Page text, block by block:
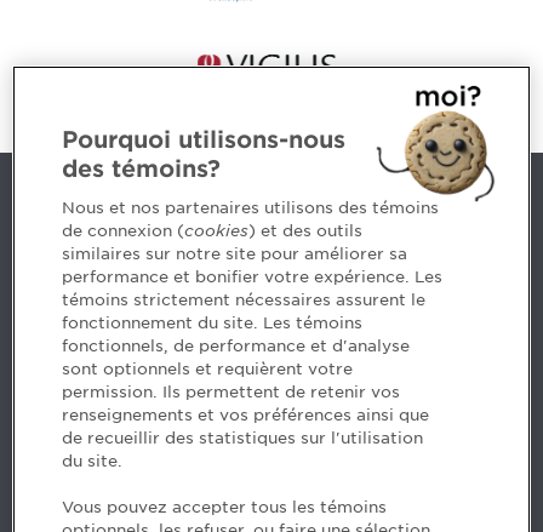
Nous joindre
5, Place Ville Marie, bureau 800, Montréal (Québec)
H3B 2G2
www.cpaquebec.ca
Des questions? Faites appel à notre équipe >
Envie de mettre de l’Ordre dans votre carrière? Voyez
les postes disponibles >
Facebook - Devenir CPA
Pourquoi utilisons-nous
des témoins?
Nous et nos partenaires utilisons des témoins
de connexion (cookies) et des outils
similaires sur notre site pour améliorer sa
performance et bonifier votre expérience. Les
témoins strictement nécessaires assurent le
fonctionnement du site. Les témoins
fonctionnels, de performance et d'analyse
sont optionnels et requièrent votre
permission. Ils permettent de retenir vos
renseignements et vos préférences ainsi que
de recueillir des statistiques sur l'utilisation
du site.
Vous pouvez accepter tous les témoins